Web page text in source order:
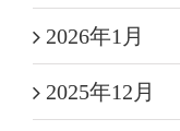
2026年1月
2025年12月